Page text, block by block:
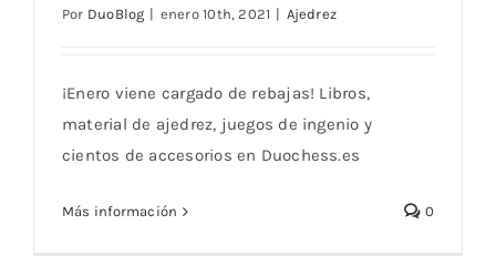
Por DuoBlog | enero 10th, 2021 | Ajedrez
¡Enero viene cargado de rebajas! Libros,
material de ajedrez, juegos de ingenio y
cientos de accesorios en Duochess.es
Más información 0